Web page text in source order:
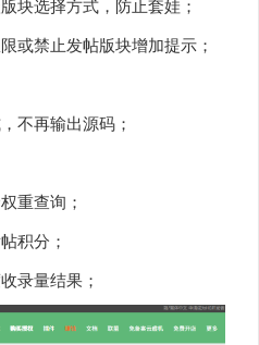
块选择方式，防止套娃；
或禁止发帖版块增加提示；
不再输出源码；
重查询；
积分；
录量结果；